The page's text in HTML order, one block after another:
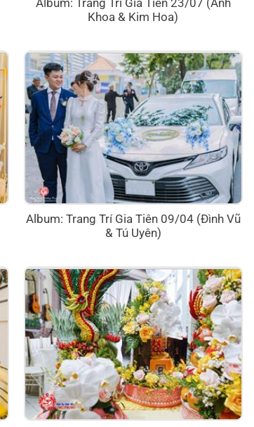
Album: Trang Trí Gia Tiên 23/07 (Anh
Khoa & Kim Hoa)
Album: Trang Trí Gia Tiên 09/04 (Đình Vũ
& Tú Uyên)